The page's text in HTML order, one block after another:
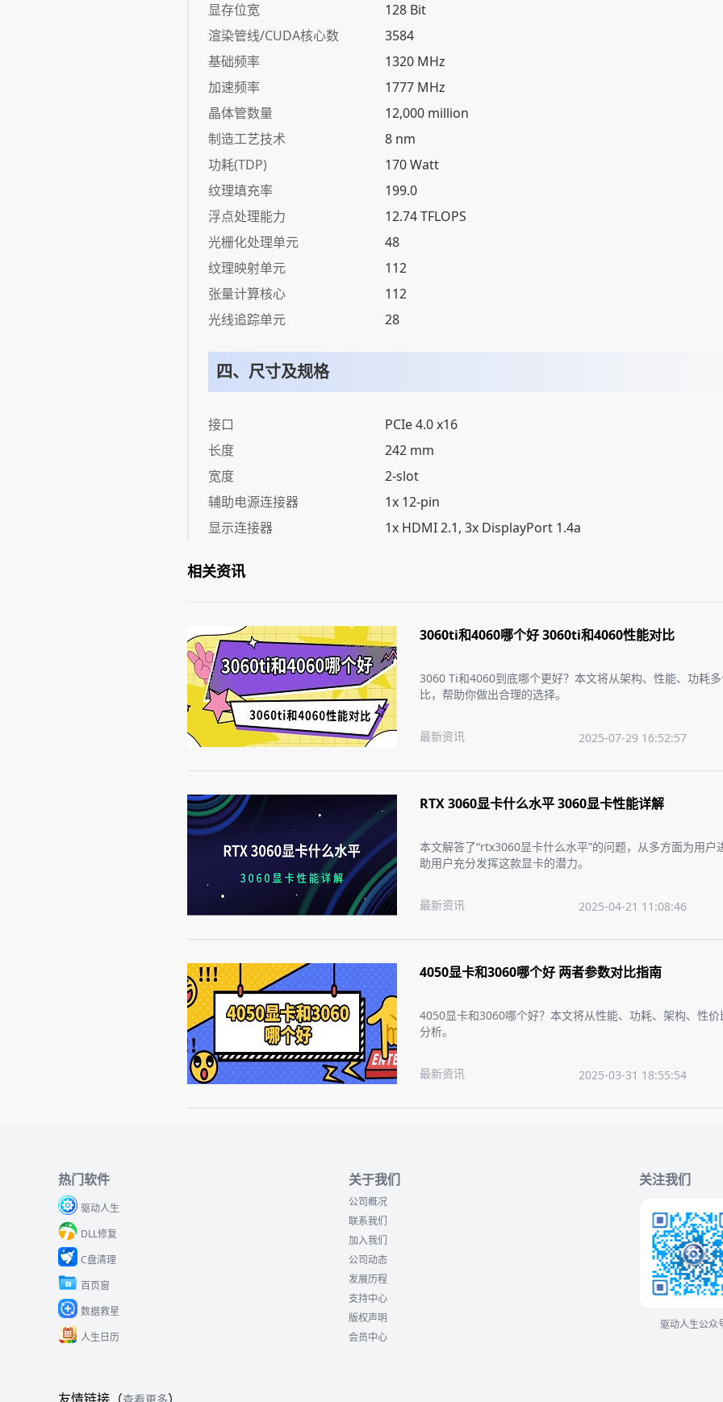
显存位宽
128 Bit
渲染管线/CUDA核心数
3584
基础频率
1320 MHz
加速频率
1777 MHz
晶体管数量
12,000 million
制造工艺技术
8 nm
功耗(TDP)
170 Watt
纹理填充率
199.0
浮点处理能力
12.74 TFLOPS
光栅化处理单元
48
纹理映射单元
112
张量计算核心
112
光线追踪单元
28
四、尺寸及规格
接口
PCIe 4.0 x16
长度
242 mm
宽度
2-slot
辅助电源连接器
1x 12-pin
显示连接器
1x HDMI 2.1, 3x DisplayPort 1.4a
相关资讯
3060ti和4060哪个好 3060ti和4060性能对比
3060 Ti和4060到底哪个更好？本文将从架构、性能、功耗
比，帮助你做出合理的选择。
最新资讯 2025-07-29 16:52:57
RTX 3060显卡什么水平 3060显卡性能详解
本文解答了“rtx3060显卡什么水平”的问题，从多方面为用户
助用户充分发挥这款显卡的潜力。
最新资讯 2025-04-21 11:08:46
4050显卡和3060哪个好 两者参数对比指南
4050显卡和3060哪个好？本文将从性能、功耗、架构、性
分析。
最新资讯 2025-03-31 18:55:54
热门软件
驱动人生
DLL修复
C盘清理
百页窗
数据救星
人生日历
关于我们
公司概况
联系我们
加入我们
公司动态
发展历程
支持中心
版权声明
会员中心
关注我们
驱动人生公众